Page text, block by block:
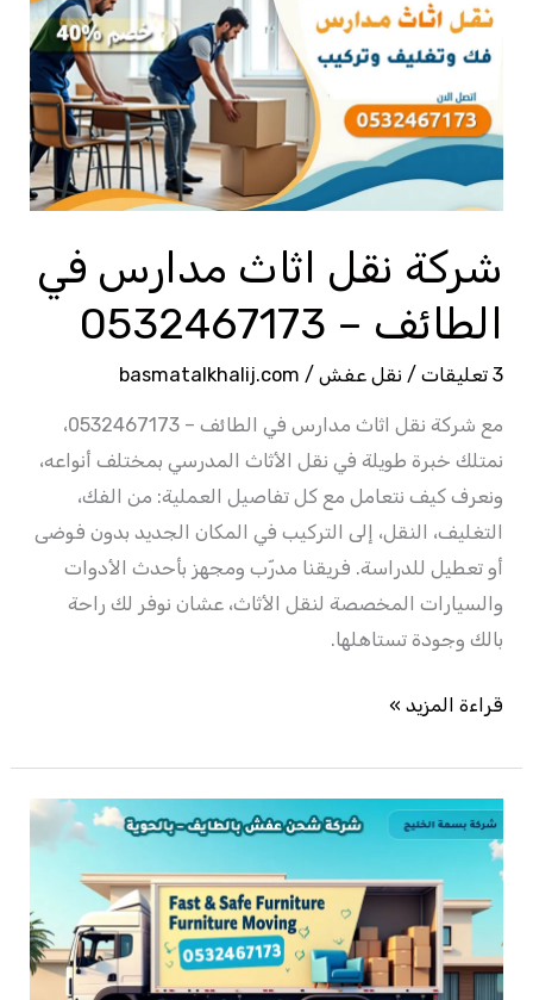
شركة نقل اثاث مدارس في
الطائف – 0532467173
3 تعليقات / نقل عفش /
basmatalkhalij.com
مع شركة نقل اثاث مدارس في الطائف – 0532467173،
نمتلك خبرة طويلة في نقل الأثاث المدرسي بمختلف أنواعه،
ونعرف كيف نتعامل مع كل تفاصيل العملية: من الفك،
التغليف، النقل، إلى التركيب في المكان الجديد بدون فوضى
أو تعطيل للدراسة. فريقنا مدرّب ومجهز بأحدث الأدوات
والسيارات المخصصة لنقل الأثاث، عشان نوفر لك راحة
بالك وجودة تستاهلها.
نقل
اثاث
في
الطائف
قراءة المزيد »
شركة
شحن
عفش
بالطايف
–
بالحوية